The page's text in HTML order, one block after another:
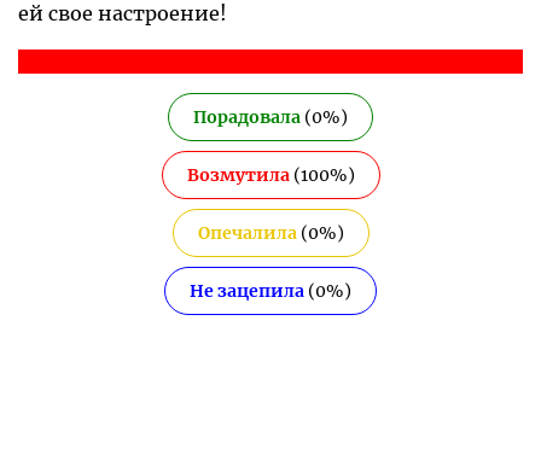
ей свое настроение!
Порадовала (0%)
Возмутила(100%)
Опечалила(0%)
Не зацепила (0%)